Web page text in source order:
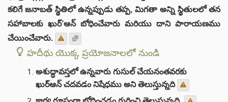
కలిగే జనాబత్ స్థితిలో ఉన్నప్పుడు తప్ప, మిగతా అన్ని స్థితులలో తన
సహాబాలకు ఖుర్’ఆన్ బోధించేవారు మరియు దాని పారాయణము
చేయించేవారు.
హదీథు యొక్క ప్రయోజనాలలో నుండి
అశుద్ధావస్తలో ఉన్నవారు గుసుల్ చేయనంతవరకు
ఖుర్ఆన్ చదవడం నిషేధము అని తెలుస్తున్నది